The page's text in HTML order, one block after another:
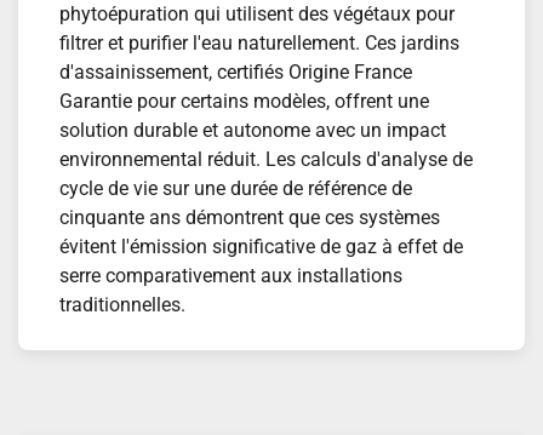
phytoépuration qui utilisent des végétaux pour
filtrer et purifier l'eau naturellement. Ces jardins
d'assainissement, certifiés Origine France
Garantie pour certains modèles, offrent une
solution durable et autonome avec un impact
environnemental réduit. Les calculs d'analyse de
cycle de vie sur une durée de référence de
cinquante ans démontrent que ces systèmes
évitent l'émission significative de gaz à effet de
serre comparativement aux installations
traditionnelles.